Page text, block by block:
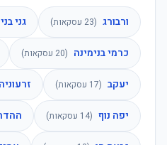
ורבורג (
23 עסקאות) גני
כרמי בנימינה (
20 עסקאות)
יעקב (
17 עסקאות) זרעוניה
יפה נוף (
14 עסקאות)